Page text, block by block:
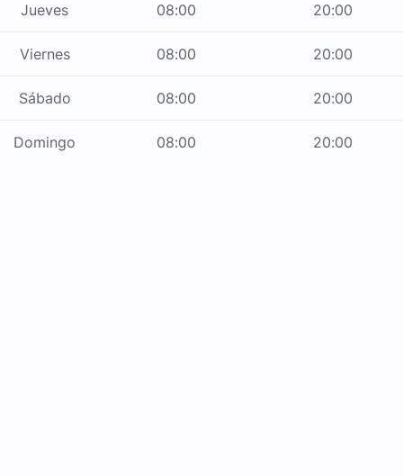
Jueves 08:00 20:00
Viernes 08:00 20:00
Sábado 08:00 20:00
Domingo 08:00 20:00